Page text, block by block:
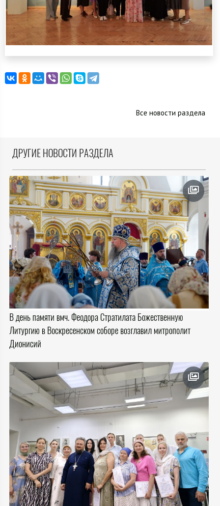
Все новости раздела
ДРУГИЕ НОВОСТИ РАЗДЕЛА
В день памяти вмч. Феодора Стратилата Божественную
Литургию в Воскресенском соборе возглавил митрополит
Дионисий